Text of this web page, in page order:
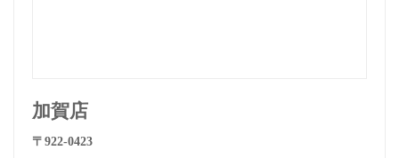
加賀店
〒922-0423